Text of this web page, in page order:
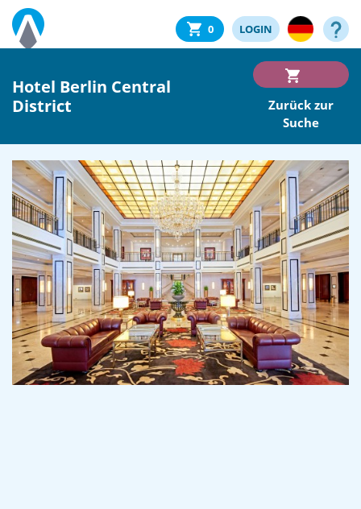
0 LOGIN
Hotel Berlin Central
District
Zurück zur
Suche